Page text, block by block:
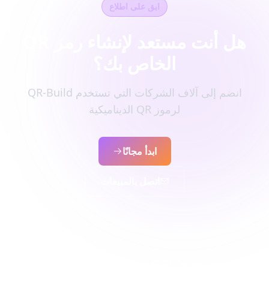
ابق على اطلاع
انضم إلى آلاف الشركات التي تستخدم QR-Build
لرموز QR الديناميكية
ابدأ مجانًا